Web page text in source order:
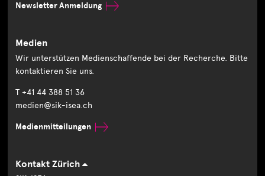
Newsletter Anmeldung
Medien
Wir unterstützen Medienschaffende bei der Recherche. Bitte
kontaktieren Sie uns.
T +41 44 388 51 36
medien@sik-isea.ch
Medienmitteilungen
Kontakt Zürich